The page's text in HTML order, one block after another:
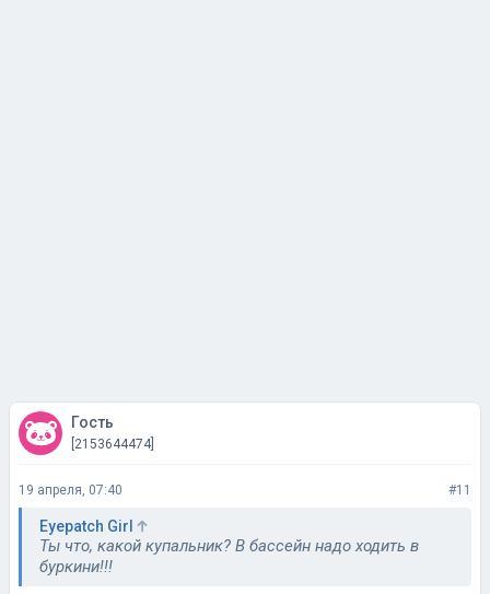
Гость
[2153644474]
19 апреля, 07:40 #11
Eyepatch Girl
Ты что, какой купальник? В бассейн надо ходить в
буркини!!!